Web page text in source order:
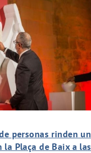
personas rinden un
Plaça de Baix a las